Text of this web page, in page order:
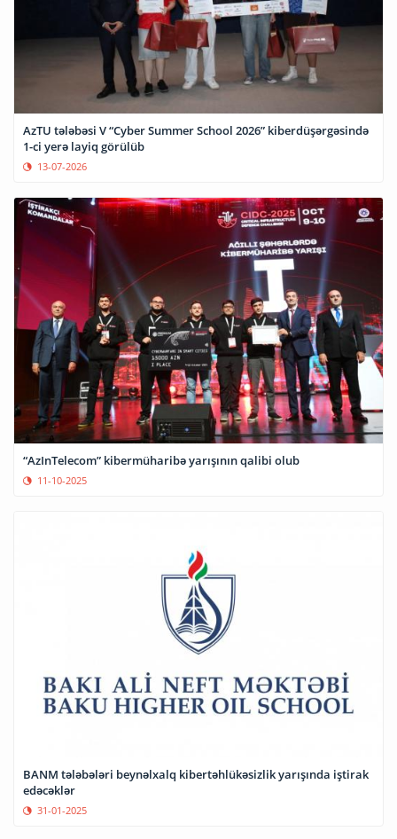
AzTU tələbəsi V “Cyber Summer School 2026” kiberdüşərgəsində
1-ci yerə layiq görülüb
13-07-2026
“AzInTelecom” kibermüharibə yarışının qalibi olub
11-10-2025
BANM tələbələri beynəlxalq kibertəhlükəsizlik yarışında iştirak
edəcəklər
31-01-2025